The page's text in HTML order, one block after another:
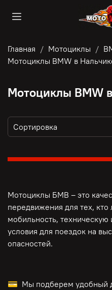
Главная Мотоциклы
Мотоциклы BMW в
Мотоциклы BMW
Мотоциклы БМВ – это
передвижения для тех,
мобильность,
условия для поездок на
опасностей.
💳 Мы подберем удобный